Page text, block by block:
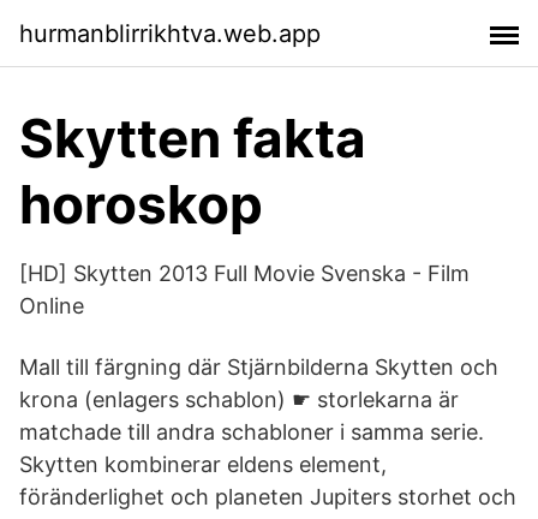
hurmanblirrikhtva.web.app
Skytten fakta
horoskop
[HD] Skytten 2013 Full Movie Svenska - Film
Online
Mall till färgning där Stjärnbilderna Skytten och
krona (enlagers schablon) ☛ storlekarna är
matchade till andra schabloner i samma serie.
Skytten kombinerar eldens element,
föränderlighet och planeten Jupiters storhet och